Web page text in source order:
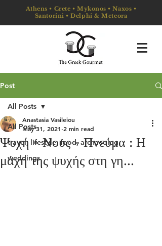
Athens • Crete • Mykonos • Naxos •
Santorini • Delphi & Meteora
Post
All Posts
travel, lifestyle, food, archaeolog
weddings
All Posts
Ψυχή - Νους - Πνεύμα : Η
μάχη της ψυχής στη γη...
Anastasia Vasileiou
May 31, 2021 2 min read